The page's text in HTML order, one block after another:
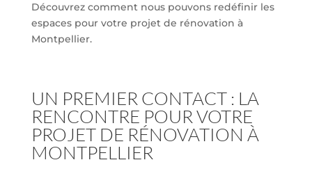
Découvrez comment nous pouvons redéfinir les
espaces pour votre projet de rénovation à
Montpellier.
UN PREMIER CONTACT : LA
RENCONTRE POUR VOTRE
PROJET DE RÉNOVATION À
MONTPELLIER